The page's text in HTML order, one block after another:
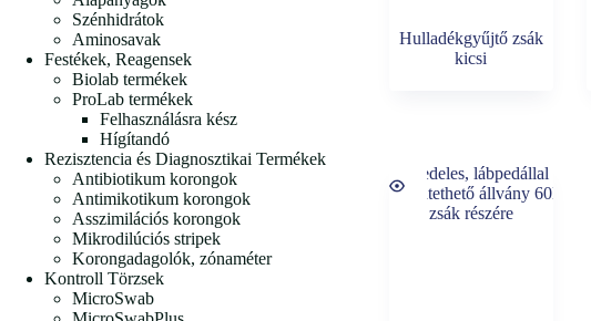
Hulladékgyűjtő zsák
kicsi
Szénhidrátok
Aminosavak
Festékek, Reagensek
Biolab termékek
ProLab termékek
Felhasználásra kész
Hígítandó
Rezisztencia és Diagnosztikai Termékek
Antibiotikum korongok
Antimikotikum korongok
Asszimilációs korongok
Mikrodilúciós stripek
Korongadagolók, zónaméter
Kontroll Törzsek
MicroSwab